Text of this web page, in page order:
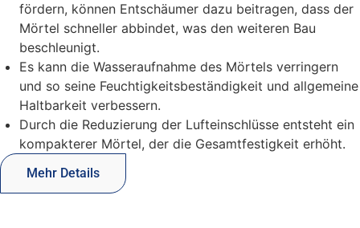
fördern, können Entschäumer dazu beitragen, dass der
Mörtel schneller abbindet, was den weiteren Bau
beschleunigt.
Es kann die Wasseraufnahme des Mörtels verringern
und so seine Feuchtigkeitsbeständigkeit und allgemeine
Haltbarkeit verbessern.
Durch die Reduzierung der Lufteinschlüsse entsteht ein
kompakterer Mörtel, der die Gesamtfestigkeit erhöht.
Mehr Details